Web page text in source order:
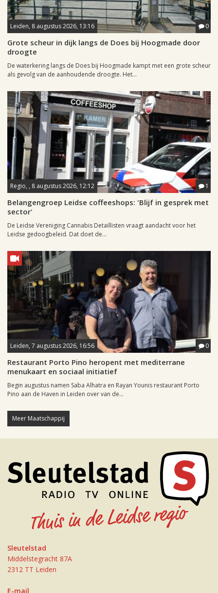
Leiden, 8 augustus 2026, 13:16 0
Grote scheur in dijk langs de Does bij Hoogmade door
droogte
De waterkering langs de Does bij Hoogmade kampt met een grote scheur
als gevolg van de aanhoudende droogte. Het...
Regio, , 8 augustus 2026, 12:12 1
Belangengroep Leidse coffeeshops: 'Blijf in gesprek met
sector'
De Leidse Vereniging Cannabis Detaillisten vraagt aandacht voor het
Leidse gedoogbeleid. Dat doet de...
Leiden, 7 augustus 2026, 16:56 0
Restaurant Porto Pino heropent met mediterrane
menukaart en sociaal initiatief
Begin augustus namen Saba Alhatra en Rayan Younis restaurant Porto
Pino aan de Haven in Leiden over van de...
Meer Maatschappij
Sleutelstad
Middelstegracht 87A
2312 TT Leiden
E-mail